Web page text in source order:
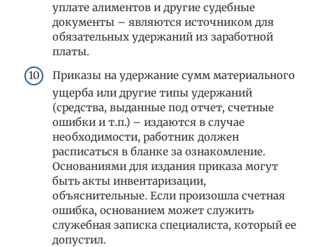
уплате алиментов и другие судебные
документы – являются источником для
обязательных удержаний из заработной
платы.
Приказы на удержание сумм материального
ущерба или другие типы удержаний
(средства, выданные под отчет, счетные
ошибки и т.п.) – издаются в случае
необходимости, работник должен
расписаться в бланке за ознакомление.
Основаниями для издания приказа могут
быть акты инвентаризации,
объяснительные. Если произошла счетная
ошибка, основанием может служить
служебная записка специалиста, который ее
допустил.